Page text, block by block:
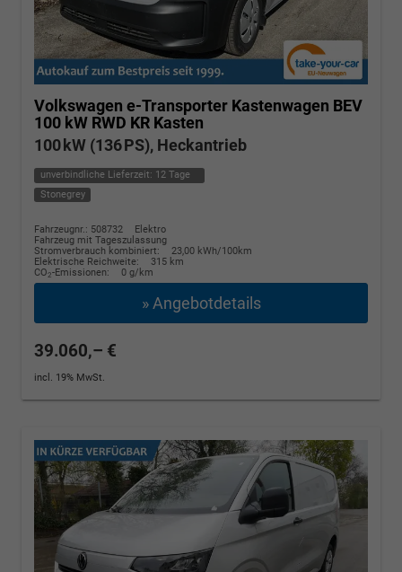
Volkswagen e-Transporter Kastenwagen BEV
100 kW RWD KR Kasten
100 kW (136 PS), Heckantrieb
unverbindliche Lieferzeit: 12 Tage
Stonegrey
Fahrzeugnr.: 508732
Elektro
Fahrzeug mit Tageszulassung
Stromverbrauch kombiniert:
23,00 kWh/100km
Elektrische Reichweite:
315 km
CO2-Emissionen: 0 g/km
» Angebotdetails
39.060,– €
incl. 19% MwSt.